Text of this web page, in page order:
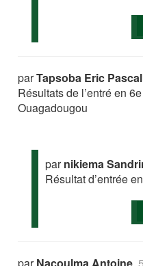
parTapsoba Eric Pascal
Résultats de l’entré en
Ouagadougou
parnikiema
Résultat d’entrée